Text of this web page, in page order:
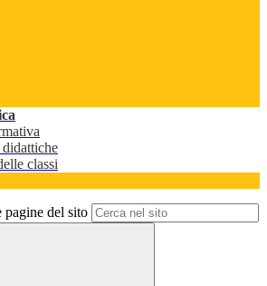
classi
pagine del sito